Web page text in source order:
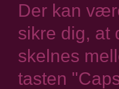
Der kan
sikre dig, at
skelnes
tasten